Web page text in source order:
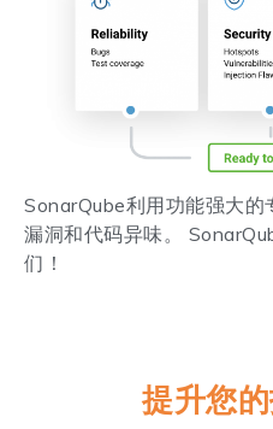
SonarQube利用功能强大的
漏洞和代码异味。
们！
提升您